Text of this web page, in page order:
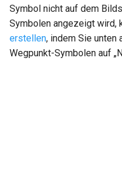
Symbol nicht auf dem
Symbolen angezeigt wird,
erstellen, indem Sie unten
Wegpunkt-Symbolen auf